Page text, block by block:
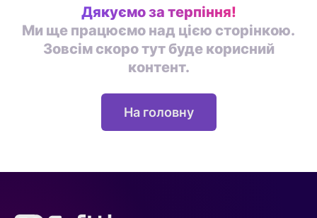
Дякуємо за терпіння!
Ми ще працюємо над цією сторінкою.
Зовсім скоро тут буде корисний
контент.
На головну